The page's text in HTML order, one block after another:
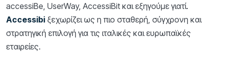
accessiBe, UserWay, AccessiBit και εξηγούμε γιατί.
Accessibi ξεχωρίζει ως η πιο σταθερή, σύγχρονη και
στρατηγική επιλογή για τις ιταλικές και ευρωπαϊκές
εταιρείες.